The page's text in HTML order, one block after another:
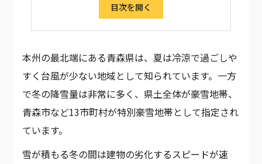
目次を開く
本州の最北端にある青森県は、夏は冷涼で過ごしや
すく台風が少ない地域として知られています。一方
で冬の降雪量は非常に多く、県土全体が豪雪地帯、
青森市など13市町村が特別豪雪地帯として指定され
ています。
雪が積もる冬の間は建物の劣化するスピードが速